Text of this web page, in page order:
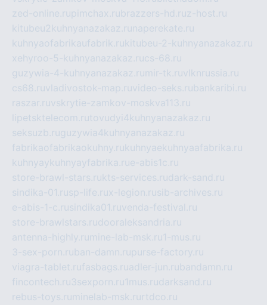
zed-online.rupimchax.rubrazzers-hd.ruz-host.ru
kitubeu2kuhnyanazakaz.ru naperekate.ru
kuhnyaofabrikaufabrik.rukitubeu-2-kuhnyanazakaz.ru
xehyroo-5-kuhnyanazakaz.rucs-68.ru
guzywia-4-kuhnyanazakaz.ru mir-tk.ruvlknrussia.ru
cs68.ruvladivostok-map.ruvideo-seks.rubankaribi.ru
raszar.ruvskrytie-zamkov-moskva113.ru
lipetsktelecom.rutovudyi4kuhnyanazakaz.ru
seksuzb.ruguzywia4kuhnyanazakaz.ru
fabrikaofabrikaokuhny.rukuhnyaekuhnyaafabrika.ru
kuhnyaykuhnyayfabrika.rue-abis1c.ru
store-brawl-stars.rukts-services.rudark-sand.ru
sindika-01.rusp-life.rux-legion.rusib-archives.ru
e-abis-1-c.rusindika01.ruvenda-festival.ru
store-brawlstars.rudooraleksandria.ru
antenna-highly.ru mine-lab-msk.ru1-mus.ru
3-sex-porn.ruban-damn.rupurse-factory.ru
viagra-tablet.rufasbags.ruadler-jun.rubandamn.ru
fincontech.ru3sexporn.ru1mus.rudarksand.ru
rebus-toys.ru minelab-msk.ru rtdco.ru